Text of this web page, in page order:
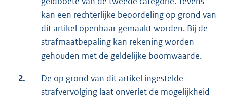
kan een rechterlijke beoordeling op grond van
dit artikel openbaar gemaakt worden. Bij de
strafmaatbepaling kan rekening worden
gehouden met de geldelijke boomwaarde.
2.
De op grond van dit artikel ingestelde
strafvervolging laat onverlet de mogelijkheid